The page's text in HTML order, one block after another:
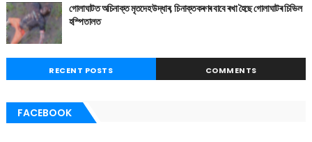
গোলাঘাটত অচিনাক্ত মৃতদেহ উদ্ধাৰ, চিনাক্তকৰণৰ বাবে ৰখা হৈছে গোলাঘাটৰ চিভিল
হস্পিতালত
RECENT POSTS COMMENTS
FACEBOOK